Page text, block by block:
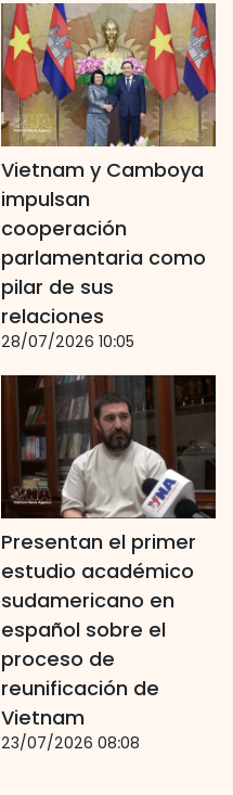
Vietnam y Camboya
impulsan
cooperación
parlamentaria como
pilar de sus
relaciones
28/07/2026 10:05
Presentan el primer
estudio académico
sudamericano en
español sobre el
proceso de
reunificación de
Vietnam
23/07/2026 08:08